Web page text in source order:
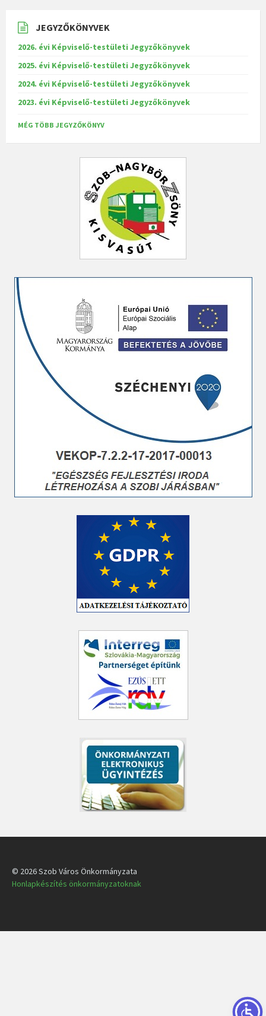
JEGYZŐKÖNYVEK
2026. évi Képviselő-testületi Jegyzőkönyvek
2025. évi Képviselő-testületi Jegyzőkönyvek
2024. évi Képviselő-testületi Jegyzőkönyvek
2023. évi Képviselő-testületi Jegyzőkönyvek
MÉG TÖBB JEGYZŐKÖNYV
© 2026 Szob Város Önkormányzata
Honlapkészítés önkormányzatoknak